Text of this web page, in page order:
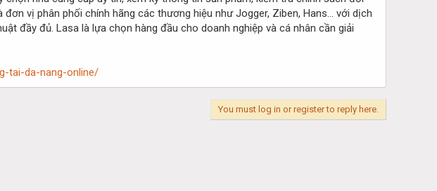
vị phân phối chính hãng các thương hiệu như Jogger, Ziben, Hans… với dịch
đầy đủ. Lasa là lựa chọn hàng đầu cho doanh nghiệp và cá nhân cần giải
tai-da-nang-online/
You must log in or register to reply here.